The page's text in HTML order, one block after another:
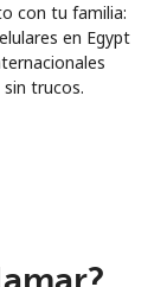
con tu familia:
en Egypt
trucos.